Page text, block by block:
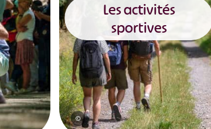
©
Les activités
sportives